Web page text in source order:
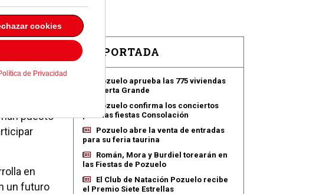
móviles
puesto
en
un futuro
EN PORTADA
Pozuelo aprueba las 775 viviendas
de Huerta Grande
Pozuelo confirma los conciertos
para las fiestas Consolación
Pozuelo abre la venta de entradas
para su feria taurina
Román, Mora y Burdiel torearán en
las Fiestas de Pozuelo
El Club de Natación Pozuelo recibe
el Premio Siete Estrellas